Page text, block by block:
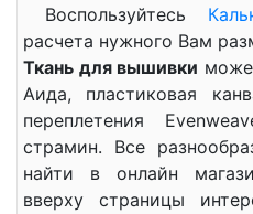
Воспользуйтесь
расчета нужного Вам
Ткань для вышивки
Аида, пластиковая
переплетения
страмин. Все
найти в онлайн
вверху страницы